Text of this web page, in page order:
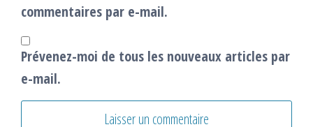
commentaires par e-mail.
Prévenez-moi de tous les nouveaux articles par
e-mail.